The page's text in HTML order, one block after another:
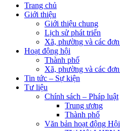
Trang chủ
Giới thiệu
Giới thiệu chung
Lịch sử phát triển
Xã, phường và các
Hoạt động hội
Thành phố
Xã, phường và các
Tin tức – Sự kiện
Tư liệu
Chính sách – Pháp luật
Trung ương
Thành phố
Văn bản hoạt động Hội